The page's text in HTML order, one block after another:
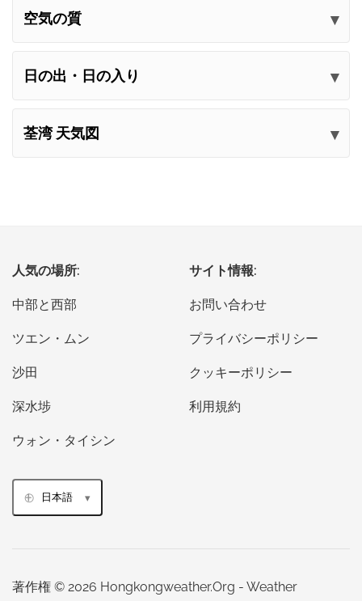
空気の質
日の出・日の入り
荃湾 天気図
人気の場所:
中部と西部
ツエン・ムン
沙田
深水埗
ウォン・タイシン
サイト情報:
お問い合わせ
プライバシーポリシー
クッキーポリシー
利用規約
日本語
著作権 © 2026 Hongkongweather.Org - Weather